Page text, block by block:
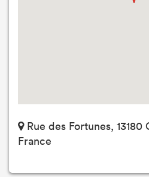
Rue des Fortunes,
France